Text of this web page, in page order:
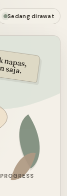
Sedang dirawat
saja.